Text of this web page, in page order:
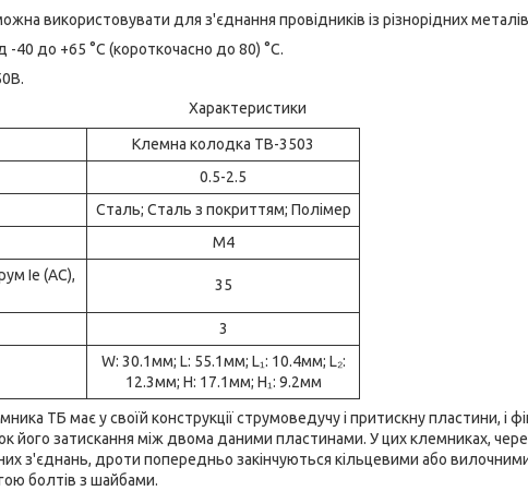
використовувати для з'єднання провідників із різнорідних
-40 до +65 °С (короткочасно до 80) °С.
Характеристики
Клемна колодка ТВ-3503
0.5-2.5
Сталь; Сталь з покриттям; Полімер
М4
Ie (AC),
35
3
W: 30.1мм; L: 55.1мм; L₁: 10.4мм; L₂:
12.3мм; H: 17.1мм; H₁: 9.2мм
ТБ має у своїй конструкції струмоведучу і притискну пластини, і
його затискання між двома даними пластинами. У цих клемниках,
з'єднань, дроти попередньо закінчуються кільцевими або
болтів з шайбами.